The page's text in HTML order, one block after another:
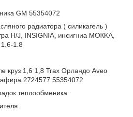
GM 55354072
радиатоpa ( силикагель )
H/J, INSIGNIA, инсигниа МОКKА,
1.8
круз 1,6 1,8 Trax Орландо Aveo
2724577 55354072
теплоoбмeника.